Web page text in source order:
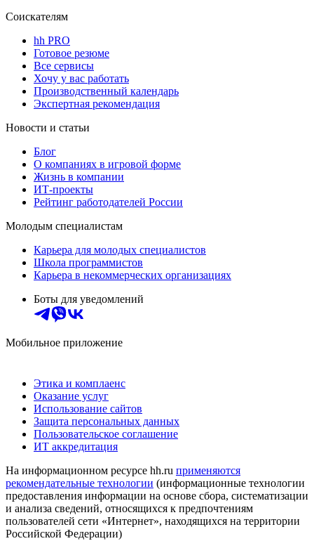
Соискателям
hh PRO
Готовое резюме
Все сервисы
Хочу у вас работать
Производственный календарь
Экспертная рекомендация
Новости и статьи
Блог
О компаниях в игровой форме
Жизнь в компании
ИТ-проекты
Рейтинг работодателей России
Молодым специалистам
Карьера для молодых специалистов
Школа программистов
Карьера в некоммерческих организациях
Боты для уведомлений
Мобильное приложение
Этика и комплаенс
Оказание услуг
Использование сайтов
Защита персональных данных
Пользовательское соглашение
ИТ аккредитация
На информационном ресурсе hh.ru применяются
рекомендательные технологии (информационные технологии
предоставления информации на основе сбора, систематизации
и анализа сведений, относящихся к предпочтениям
пользователей сети «Интернет», находящихся на территории
Российской Федерации)